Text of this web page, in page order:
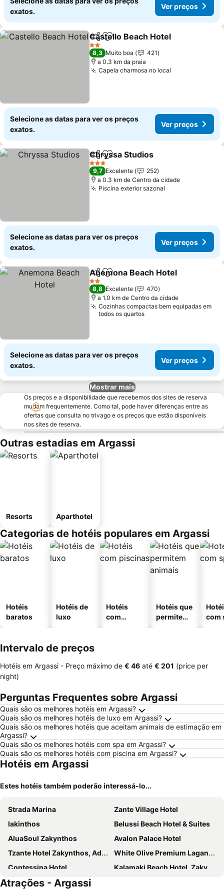
exatos.
Ver preços
PartilharAdicionar aos favoritos
Castello Beach Hotel
2 Estrelas
8,3 Muito boa
421
a 0.3 km da praia
Capela charmosa no local
Selecione as datas para ver os preços
exatos.
Ver preços
PartilharAdicionar aos favoritos
Chryssa Studios
3 Estrelas
9,7 Excelente
252
a 0.3 km de Centro da cidade
Piscina exterior sazonal
Selecione as datas para ver os preços
exatos.
Ver preços
PartilharAdicionar aos favoritos
Anemona Beach Hotel
2 Estrelas
8,8 Excelente
470
a 1.0 km de Centro da cidade
Cozinhas compactas bem equipadas em
todos os quartos
Selecione as datas para ver os preços
exatos.
Ver preços
Mostrar mais
Os preços e a disponibilidade que recebemos dos sites de reserva
mudam frequentemente. Como tal, pode haver diferenças entre as
ofertas que consulta no trivago e os preços que estão disponíveis
nos sites de reserva.
Outras estadias em Argassi
Resorts Aparthotel
Categorias de hotéis populares em Argassi
Hotéis
baratos
Hotéis de
luxo
Hotéis
com
Hotéis que
permitem
com
Intervalo de preços
Hotéis em Argassi - Preço máximo de ‎€ 46 até ‎€ 201 (price per
night)
Perguntas Frequentes sobre Argassi
Quais são os melhores hotéis em Argassi?
Quais são os melhores hotéis de luxo em Argassi?
Quais são os melhores hotéis que aceitam animais de estimação em
Argassi?
Quais são os melhores hotéis com spa em Argassi?
Quais são os melhores hotéis com piscina em Argassi?
Hotéis em Argassi
Estes hotéis também poderão interessá-lo...
Strada Marina
Zante Village Hotel
Iakinthos
Belussi Beach Hotel & Suites
AluaSoul Zakynthos
Avalon Palace Hotel
Tzante Hotel Zakynthos, Adults Only
White Olive Premium Laganas
Contessina Hotel
Kalamaki Beach Hotel, Zakynthos Island
Domes Aulus Zante, Autograph Collection
Atrações - Argassi